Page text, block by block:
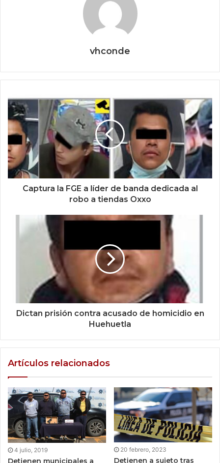
vhconde
Captura la FGE a líder de banda dedicada al
robo a tiendas Oxxo
Dictan prisión contra acusado de homicidio en
Huehuetla
Artículos relacionados
4 julio, 2019
Detienen municipales a
20 febrero, 2023
Detienen a sujeto tras